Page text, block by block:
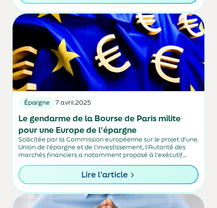
Épargne 7 avril 2025
Le gendarme de la Bourse de Paris milite
pour une Europe de l'épargne
Sollicitée par la Commission européenne sur le projet d'une
Union de l'épargne et de l'investissement, l'Autorité des
marchés financiers a notamment proposé à l'exécutif
Lire l'article